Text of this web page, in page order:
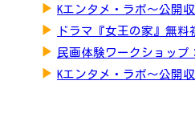
▶ Kエンタメ・ラボ～公開
▶ ドラマ『女王の家』無
▶ 民画体験ワークショッ
▶ Kエンタメ・ラボ～公開